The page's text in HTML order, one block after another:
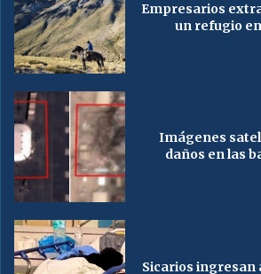
Empresarios
un refugio
Imágenes
daños en las
Sicarios ingresan